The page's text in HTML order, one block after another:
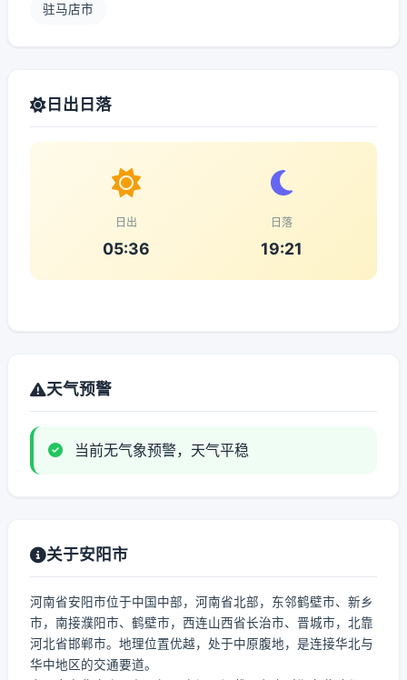
驻马店市
日出日落
日出
05:36
日落
19:21
天气预警
当前无气象预警，天气平稳
关于安阳市
河南省安阳市位于中国中部，河南省北部，东邻鹤壁市、新乡
市，南接濮阳市、鹤壁市，西连山西省长治市、晋城市，北靠
河北省邯郸市。地理位置优越，处于中原腹地，是连接华北与
华中地区的交通要道。